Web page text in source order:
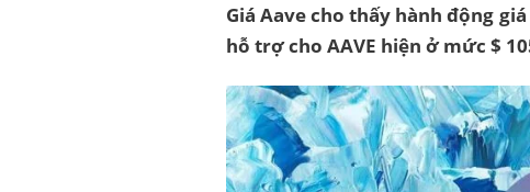
Giá Aave cho thấy hành động
hỗ trợ cho AAVE hiện ở mức $